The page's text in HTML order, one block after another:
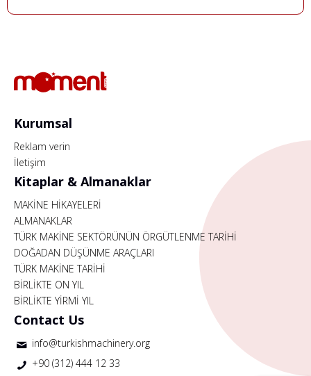
Kurumsal
Reklam verin
İletişim
Kitaplar & Almanaklar
MAKİNE HİKAYELERİ
ALMANAKLAR
TÜRK MAKİNE SEKTÖRÜNÜN ÖRGÜTLENME TARİHİ
DOĞADAN DÜŞÜNME ARAÇLARI
TÜRK MAKİNE TARİHİ
BİRLİKTE ON YIL
BİRLİKTE YİRMİ YIL
Contact Us
info@turkishmachinery.org
+90 (312) 444 12 33